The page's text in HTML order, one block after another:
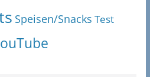
Speisen/Snacks Test